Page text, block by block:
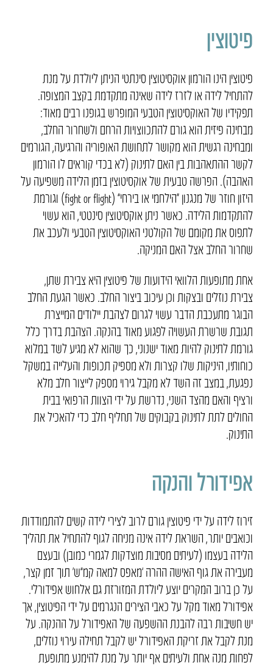
פיטוצין
פיטוצין הינו הורמון אוקסיטוצין סינתטי הניתן ליולדת על מנת
להתחיל לידה או לזרז לידה שאינה מתקדמת בקצב המצופה.
תפקידיו של האוקסיטוצין הטבעי המופרש בגופנו רבים מאוד:
מבחינה פיזית הוא גורם להתכווצויות הרחם ולשחרור החלב,
ומבחינה רגשית הוא מקושר לתחושת האופוריה והרגיעה, הגורמים
לקשר ההתאהבות בין האם לתינוק (לא בכדי קוראים לו הורמון
האהבה). הפרשה טבעית של אוקסיטוצין בזמן הלידה משפיעה על
היזון חוזר של מנגנון “הילחמי או בירחי” (fight or flight) וגורמת
להתקדמות הלידה. כאשר ניתן אוקסיטוצין סינטטי, הוא עשוי
לתפוס את מקומם של הקולטני האוקסיטוצין הטבעי ולעכב את
שחרור החלב אצל האם המניקה.
אחת מתופעות הלוואי הידועות של פיטוצין היא צבירת שתן,
צבירת נוזלים ובצקות וכן עיכוב ביצור החלב. כאשר הגעת החלב
הבוגר מתעכבת הדבר עשוי לגרום לצהבת יילודים המייצרת
תגובת שרשרת העשויה לפגוע מאוד בהנקה. הצהבת בדרך כלל
גורמת לתינוק להיות מאוד ישנוני, כך שהוא לא מגיע לשד במלוא
כוחותיו, היניקות שלו קצרות ולא מספיק תכופות והעלייה במשקל
נפגעת, במצב זה השד לא מקבל גירוי מספק לייצור חלב מלא
ורציף והאם מהצד השני, נדרשת על ידי הצוות הרפואי בבית
החולים לתת לתינוק בקבוקים של תחליף חלב כדי להאכיל את
התינוק.
אפידורל והנקה
זירוז לידה על ידי פיטוצין גורם לרוב לצירי לידה קשים להתמודדות
וכואבים יותר, השראת לידה אינה מניחה לגוף להתחיל את תהליך
הלידה בעצמו (לעיתים מסיבות מוצדקות לגמרי כמובן) ובעצם
מעבירה את גוף האישה ההרה ‘מאפס למאה קמ”ש’ תוך זמן קצר,
על כן ברוב המקרים יוצע ליולדת המזורזת גם אלחוש אפידורלי.
אפידורל מאוד מקל על כאבי הצירים הנגרמים על ידי הפיטוצין, אך
יש חשיבות רבה להבנת ההשפעה של האפידורל על ההנקה. על
מנת לקבל את זריקת האפידורל יש לקבל תחילה עירוי נוזלים,
לפחות מנה אחת ולעיתים אף יותר על מנת להימנע מתופעת